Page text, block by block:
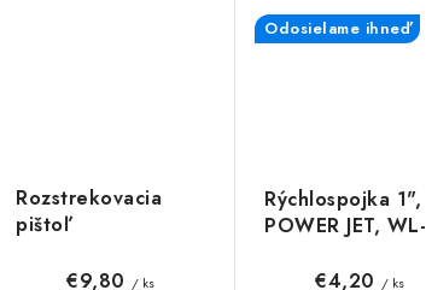
Rozstrekovacia
pištoľ
STANDARD, WL-
€9,80 / ks
Rýchlospojka 1",
POWER JET, WL-
Odosielame ihneď
€4,20 / ks